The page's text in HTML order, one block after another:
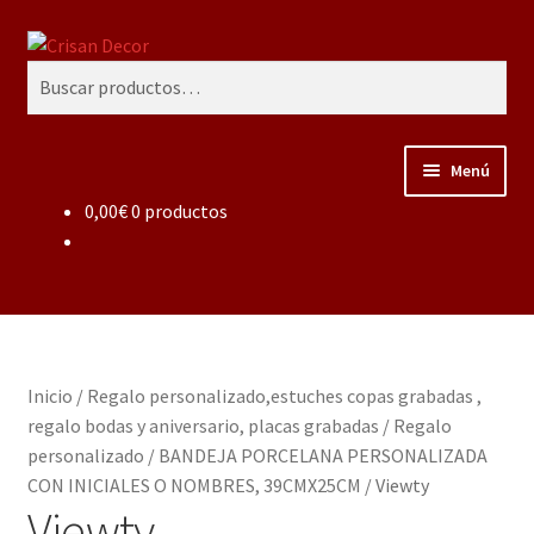
Ir
Ir
contenido
Buscar
Menú
Regalos infantiles, vajillas y canastillas bebé
Regalo personalizado, estuches copas grabadas, regalo
Accesorios de baños rústicos y modernos
Porcelana blanca
0,00€0 productos
Inicio / Regalo personalizado,estuches copas grabadas ,
regalo bodas y aniversario, placas grabadas / Regalo
personalizado / BANDEJA PORCELANA PERSONALIZADA
CON INICIALES O NOMBRES, 39CMX25CM /Viewty